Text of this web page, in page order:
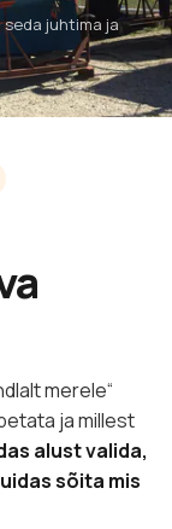
juhtima ja
merele“
ja millest
alust valida,
sõita mis